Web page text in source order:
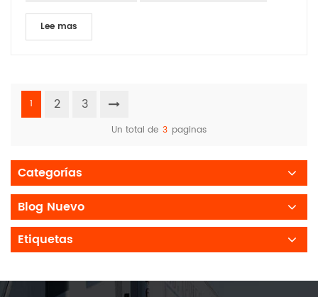
Lee mas
1 2 3
Un total de 3 paginas
Categorías
Blog Nuevo
Etiquetas